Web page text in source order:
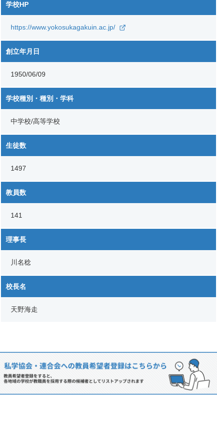
学校HP
https://www.yokosukagakuin.ac.jp/
創立年月日
1950/06/09
学校種別・種別・学科
中学校/高等学校
生徒数
1497
教員数
141
理事長
川名稔
校長名
天野海走